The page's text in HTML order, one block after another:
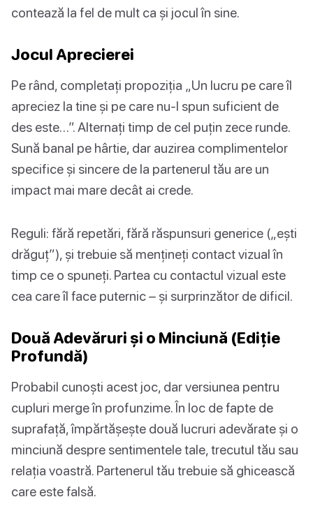
contează la fel de mult ca și jocul în sine.
Jocul Aprecierei
Pe rând, completați propoziția „Un lucru pe care îl
apreciez la tine și pe care nu-l spun suficient de
des este…”. Alternați timp de cel puțin zece runde.
Sună banal pe hârtie, dar auzirea complimentelor
specifice și sincere de la partenerul tău are un
impact mai mare decât ai crede.
Reguli: fără repetări, fără răspunsuri generice („ești
drăguț”), și trebuie să mențineți contact vizual în
timp ce o spuneți. Partea cu contactul vizual este
cea care îl face puternic – și surprinzător de dificil.
Două Adevăruri și o Minciună (Ediție
Profundă)
Probabil cunoști acest joc, dar versiunea pentru
cupluri merge în profunzime. În loc de fapte de
suprafață, împărtășește două lucruri adevărate și o
minciună despre sentimentele tale, trecutul tău sau
relația voastră. Partenerul tău trebuie să ghicească
care este falsă.